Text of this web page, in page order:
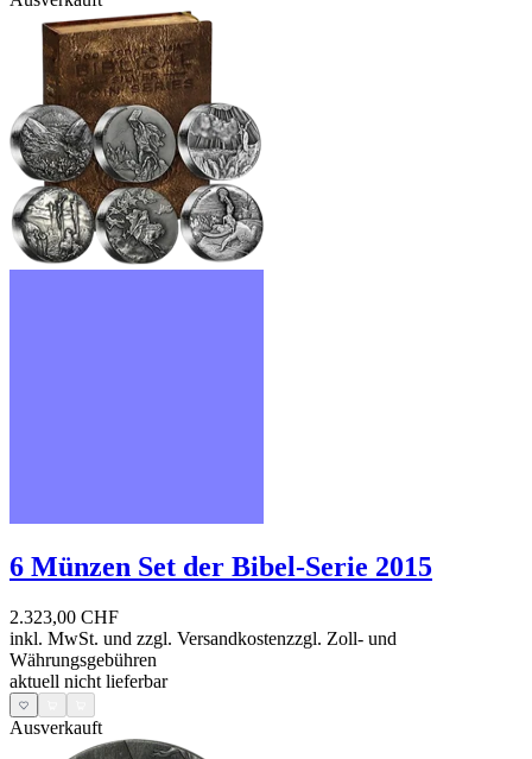
6 Münzen Set der Bibel-Serie 2015
2.323,00 CHF
inkl. MwSt. und zzgl. Versandkostenzzgl. Zoll- und
Währungsgebühren
aktuell nicht lieferbar
Ausverkauft